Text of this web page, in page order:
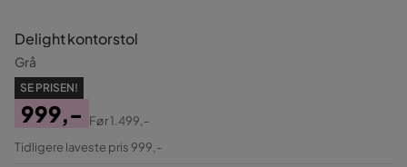
Delight kontorstol
Grå
SE PRISEN!
Pris
999,-
Original
Før1.499,-
Tidligere laveste pris 999,-